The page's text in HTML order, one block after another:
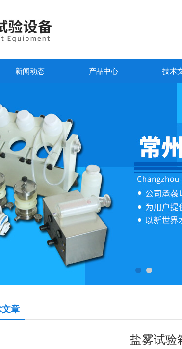
新闻动态 产品中心 技术
章
盐雾试验